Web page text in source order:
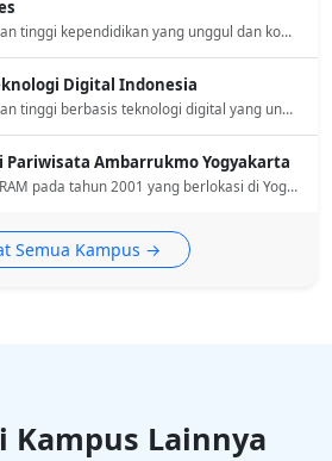
Menjadi perguruan tinggi kependidikan yang unggul dan kompetitif dalam Tridarma PT
Digital Indonesia
Menjadi perguruan tinggi berbasis teknologi digital yang unggul dan adaptif, berwawasan global, dan berbudi pekerti luhur berlandaskan Pancasila
Pariwisata Ambarrukmo Yogyakarta
Awal berdiri STIPRAM pada tahun 2001 yang berlokasi di Yogyakarta. STIPRAM berfokus pada bidang pariwisata khususnya unutk bidang perhotelan dan pariwisata global.
Semua Kampus →
Kampus Lainnya